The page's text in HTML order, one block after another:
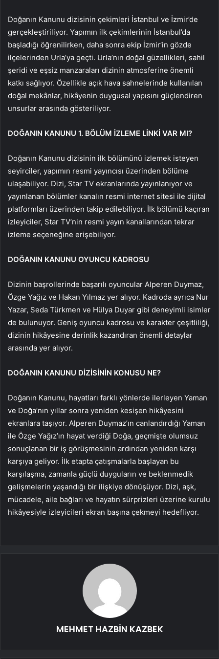
Doğanın Kanunu dizisinin çekimleri İstanbul ve İzmir’de
gerçekleştiriliyor. Yapımın ilk çekimlerinin İstanbul’da
başladığı öğrenilirken, daha sonra ekip İzmir’in gözde
ilçelerinden Urla’ya geçti. Urla’nın doğal güzellikleri, sahil
şeridi ve eşsiz manzaraları dizinin atmosferine önemli
katkı sağlıyor. Özellikle açık hava sahnelerinde kullanılan
doğal mekânlar, hikâyenin duygusal yapısını güçlendiren
unsurlar arasında gösteriliyor.
DOĞANIN KANUNU 1. BÖLÜM İZLEME LİNKİ VAR MI?
Doğanın Kanunu dizisinin ilk bölümünü izlemek isteyen
seyirciler, yapımın resmi yayıncısı üzerinden bölüme
ulaşabiliyor. Dizi, Star TV ekranlarında yayınlanıyor ve
yayınlanan bölümler kanalın resmi internet sitesi ile dijital
platformları üzerinden takip edilebiliyor. İlk bölümü kaçıran
izleyiciler, Star TV’nin resmi yayın kanallarından tekrar
izleme seçeneğine erişebiliyor.
DOĞANIN KANUNU OYUNCU KADROSU
Dizinin başrollerinde başarılı oyuncular Alperen Duymaz,
Özge Yağız ve Hakan Yılmaz yer alıyor. Kadroda ayrıca Nur
Yazar, Seda Türkmen ve Hülya Duyar gibi deneyimli isimler
de bulunuyor. Geniş oyuncu kadrosu ve karakter çeşitliliği,
dizinin hikâyesine derinlik kazandıran önemli detaylar
arasında yer alıyor.
DOĞANIN KANUNU DİZİSİNİN KONUSU NE?
Doğanın Kanunu, hayatları farklı yönlerde ilerleyen Yaman
ve Doğa’nın yıllar sonra yeniden kesişen hikâyesini
ekranlara taşıyor. Alperen Duymaz’ın canlandırdığı Yaman
ile Özge Yağız’ın hayat verdiği Doğa, geçmişte olumsuz
sonuçlanan bir iş görüşmesinin ardından yeniden karşı
karşıya geliyor. İlk etapta çatışmalarla başlayan bu
karşılaşma, zamanla güçlü duyguların ve beklenmedik
gelişmelerin yaşandığı bir ilişkiye dönüşüyor. Dizi, aşk,
mücadele, aile bağları ve hayatın sürprizleri üzerine kurulu
hikâyesiyle izleyicileri ekran başına çekmeyi hedefliyor.
MEHMET HAZBİN KAZBEK